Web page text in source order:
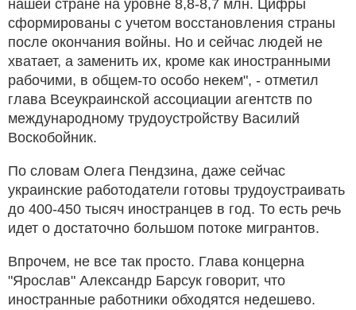
нашей стране на уровне 8,8-8,7 млн. Цифры
сформированы с учетом восстановления страны
после окончания войны. Но и сейчас людей не
хватает, а заменить их, кроме как иностранными
рабочими, в общем-то особо некем", - отметил
глава Всеукраинской ассоциации агентств по
международному трудоустройству Василий
Воскобойник.
По словам Олега Пендзина, даже сейчас
украинские работодатели готовы трудоустраивать
до 400-450 тысяч иностранцев в год. То есть речь
идет о достаточно большом потоке мигрантов.
Впрочем, не все так просто. Глава концерна
"Ярослав" Александр Барсук говорит, что
иностранные работники обходятся недешево.